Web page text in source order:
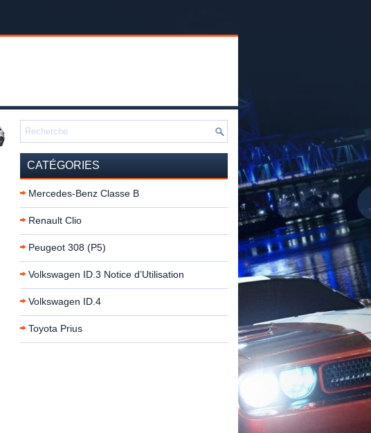
CATÉGORIES
Mercedes-Benz Classe B
Renault Clio
Peugeot 308 (P5)
Volkswagen ID.3 Notice d’Utilisation
Volkswagen ID.4
Toyota Prius